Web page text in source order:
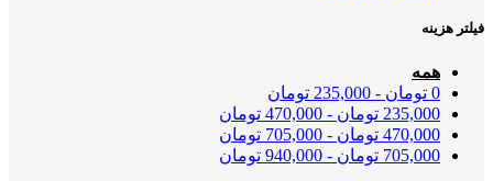
فیلتر هزینه
همه
0 تومان -
235,000 تومان
235,000 تومان -
470,000 تومان
470,000 تومان -
705,000 تومان
705,000 تومان -
940,000 تومان